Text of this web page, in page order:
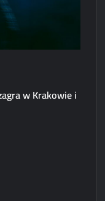
w Krakowie i